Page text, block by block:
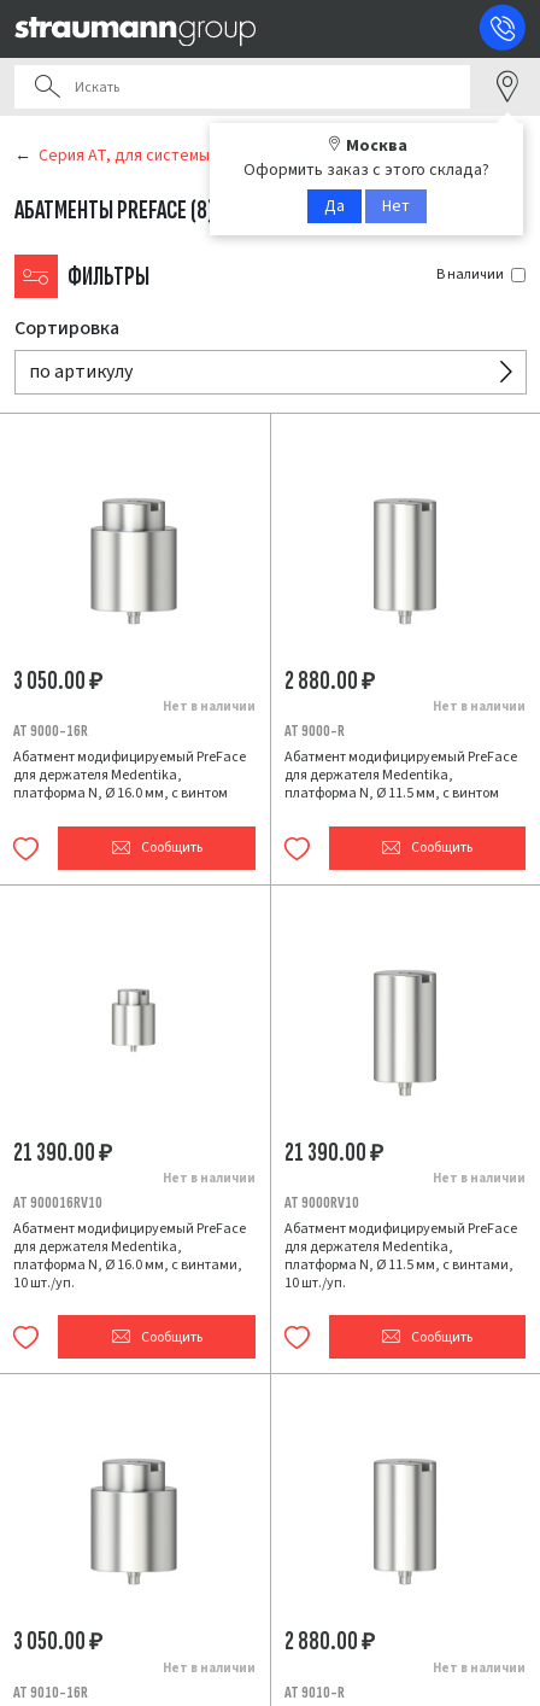
Москва
Оформить заказ с этого склада?
Да
Нет
Серия AT, для системы Anthogyr Axiom Tissue Level
ФИЛЬТРЫ
АБАТМЕНТЫ PREFACE (8)
В наличии
Сортировка
по артикулу
Нет в наличии
3 050.00₽
AT 9000-16R
Абатмент модифицируемый PreFace
для держателя Medentika,
платформа N, Ø 16.0 мм, с винтом
Сообщить
Нет в наличии
2 880.00₽
AT 9000-R
Абатмент модифицируемый PreFace
для держателя Medentika,
платформа N, Ø 11.5 мм, с винтом
Сообщить
Нет в наличии
21 390.00₽
AT 900016RV10
Абатмент модифицируемый PreFace
для держателя Medentika,
платформа N, Ø 16.0 мм, с винтами,
10 шт./уп.
Сообщить
Нет в наличии
21 390.00₽
AT 9000RV10
Абатмент модифицируемый PreFace
для держателя Medentika,
платформа N, Ø 11.5 мм, с винтами,
10 шт./уп.
Сообщить
Нет в наличии
3 050.00₽
AT 9010-16R
Нет в наличии
2 880.00₽
AT 9010-R